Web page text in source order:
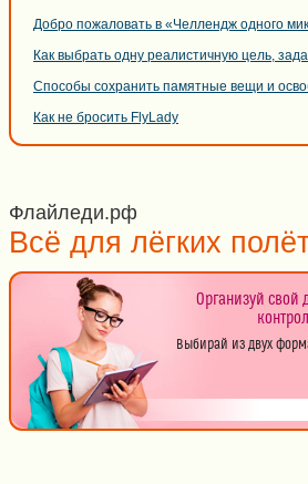
Добро пожаловать в «Челлендж одного
Как выбрать одну реалистичную цель,
Способы сохранить памятные вещи и
Как не бросить FlyLady
Флайледи.рф
Всё для лёгких
Организуй свой
Выбирай из двух